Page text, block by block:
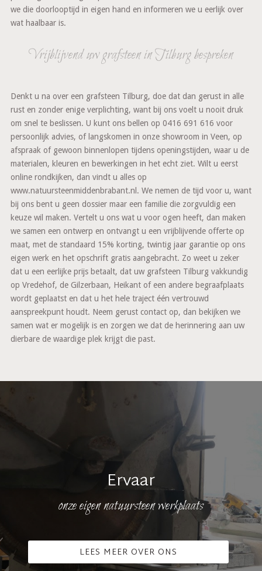
we die doorlooptijd in eigen hand en informeren we u eerlijk over
wat haalbaar is.
Vrijblijvend uw grafsteen in Tilburg bespreken
Denkt u na over een grafsteen Tilburg, doe dat dan gerust in alle
rust en zonder enige verplichting, want bij ons voelt u nooit druk
om snel te beslissen. U kunt ons bellen op 0416 691 616 voor
persoonlijk advies, of langskomen in onze showroom in Veen, op
afspraak of gewoon binnenlopen tijdens openingstijden, waar u de
materialen, kleuren en bewerkingen in het echt ziet. Wilt u eerst
online rondkijken, dan vindt u alles op
www.natuursteenmiddenbrabant.nl. We nemen de tijd voor u, want
bij ons bent u geen dossier maar een familie die zorgvuldig een
keuze wil maken. Vertelt u ons wat u voor ogen heeft, dan maken
we samen een ontwerp en ontvangt u een vrijblijvende offerte op
maat, met de standaard 15% korting, twintig jaar garantie op ons
eigen werk en het opschrift gratis aangebracht. Zo weet u zeker
dat u een eerlijke prijs betaalt, dat uw grafsteen Tilburg vakkundig
op Vredehof, de Gilzerbaan, Heikant of een andere begraafplaats
wordt geplaatst en dat u het hele traject één vertrouwd
aanspreekpunt houdt. Neem gerust contact op, dan bekijken we
samen wat er mogelijk is en zorgen we dat de herinnering aan uw
dierbare de waardige plek krijgt die past.
Ervaar
onze eigen natuursteen werkplaats
LEES MEER OVER ONS